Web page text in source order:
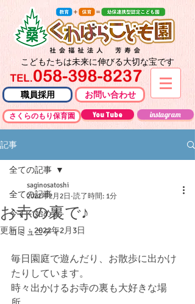
こどもたちは未来に伸びる大切な宝です
職員採用 お問い合わせ
さくらのもり保育園 You Tube instagram
記事
全ての記事
今すぐ始める
コミュニティ
全ての記事
お寺の裏で♪
saginosatoshi
2022年2月2日 読了時間: 1分
更新日： 2022年2月3日
毎日園庭で遊んだり、お散歩に出かけ
たりしています。
時々出かけるお寺の裏も大好きな場